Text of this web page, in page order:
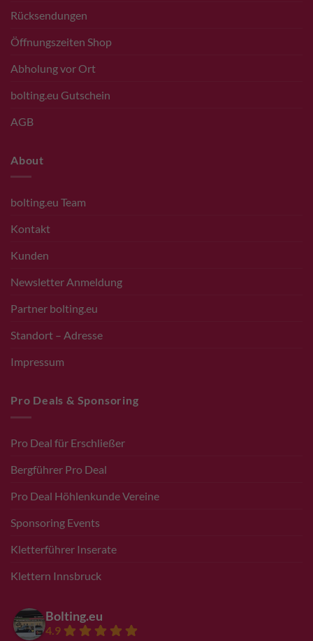
Rücksendungen
Öffnungszeiten Shop
Abholung vor Ort
bolting.eu Gutschein
AGB
About
bolting.eu Team
Kontakt
Kunden
Newsletter Anmeldung
Partner bolting.eu
Standort – Adresse
Impressum
Pro Deals & Sponsoring
Pro Deal für Erschließer
Bergführer Pro Deal
Pro Deal Höhlenkunde Vereine
Sponsoring Events
Kletterführer Inserate
Klettern Innsbruck
Bolting.eu
4.9